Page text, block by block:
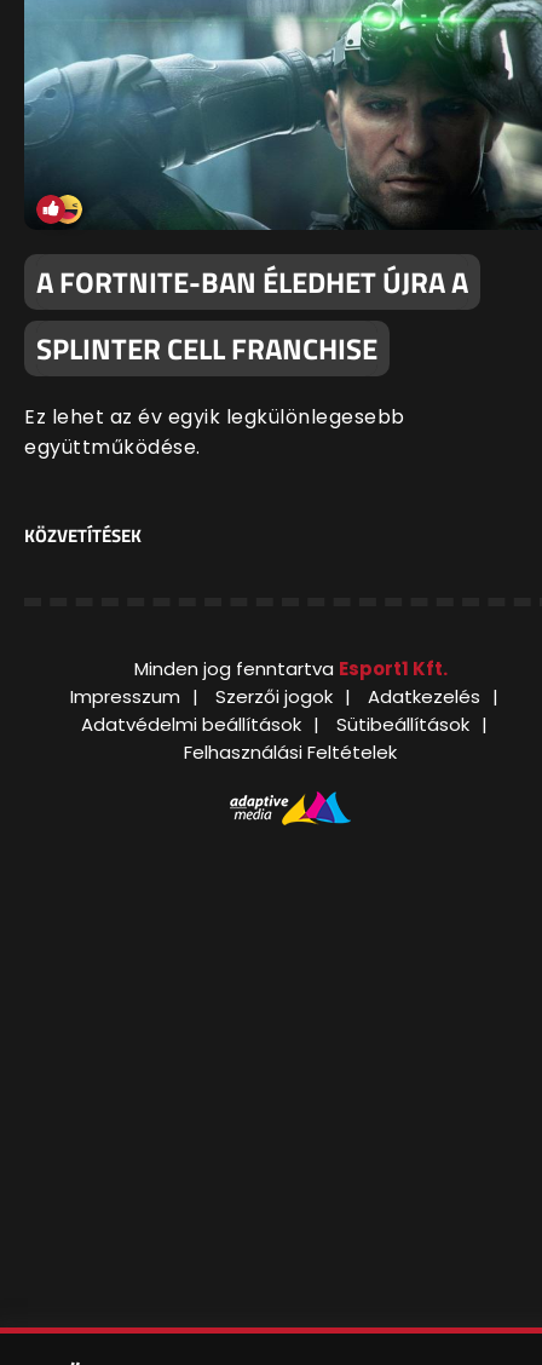
A FORTNITE-BAN ÉLEDHET ÚJRA A
SPLINTER CELL FRANCHISE
Ez lehet az év egyik legkülönlegesebb
együttműködése.
KÖZVETÍTÉSEK
Minden jog fenntartva Esport1 Kft.
Impresszum
Szerzői jogok
Adatkezelés
Adatvédelmi beállítások
Sütibeállítások
Felhasználási Feltételek